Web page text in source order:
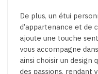
De plus, un étui
d’appartenance et de
ajoute une touche
vous accompagne
ainsi choisir un design
des passions, rendant